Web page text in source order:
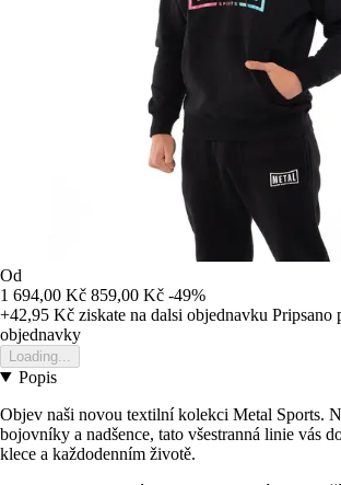
Od
1 694,00 Kč 859,00 Kč -49%
+42,95 Kč ziskate na dalsi objednavku Pripsano
objednavky
Loading...
Popis
Objev naši novou textilní kolekci Metal Sports.
bojovníky a nadšence, tato všestranná linie vás
klece a každodenním životě.